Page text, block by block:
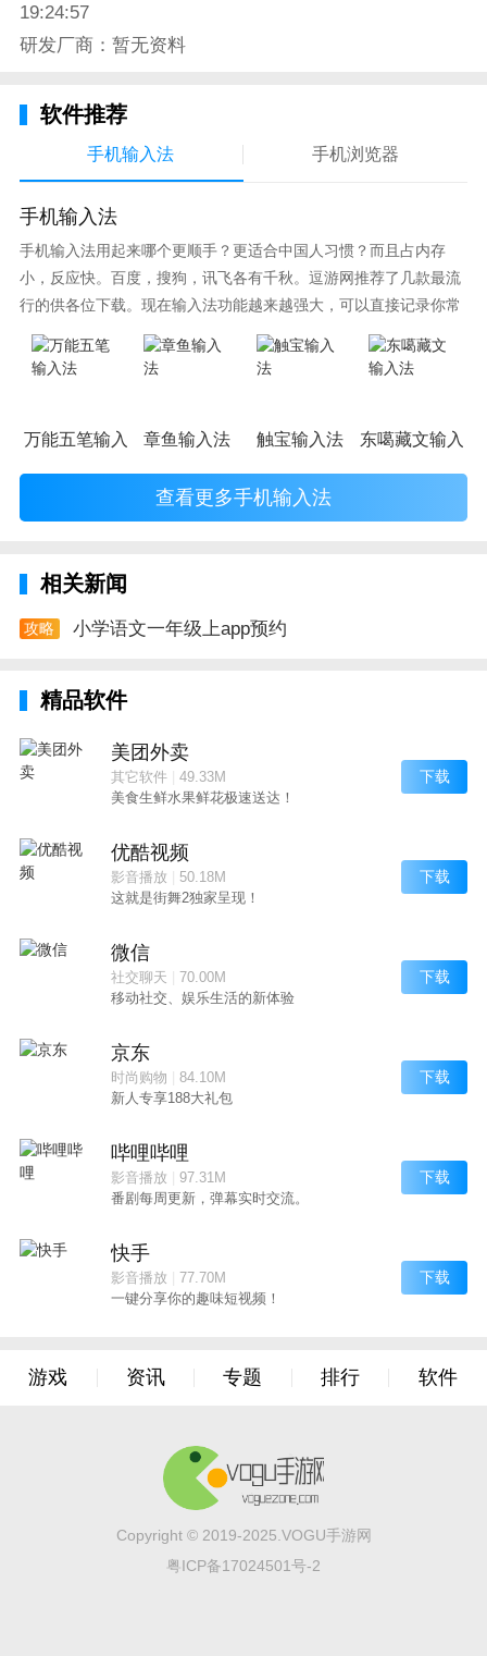
想要在手机上就能看到自己的语文课本吗，想要在手机
上就能学习吗，想要时时刻刻都能学习吗，那就赶紧来
19:24:57
研发厂商：暂无资料
软件推荐
手机输入法 手机浏览器
手机输入法
手机输入法用起来哪个更顺手？更适合中国人习惯？而且占内存
小，反应快。百度，搜狗，讯飞各有千秋。逗游网推荐了几款最流
行的供各位下载。现在输入法功能越来越强大，可以直接记录你常
使用的词语，并且还有各种新鲜好玩的表情，一款好的输入法直接
影响到你的打字速度哦。
万能五笔输入法章鱼输入法 触宝输入法 东噶藏文输入法
查看更多手机输入法
相关新闻
攻略 小学语文一年级上app预约
精品软件
美团外卖
其它软件| 49.33M
美食生鲜水果鲜花极速送达！
下载
优酷视频
影音播放
50.18M
这就是街舞2独家呈现！
下载
微信
社交聊天
70.00M
移动社交、娱乐生活的新体验
下载
京东
时尚购物
84.10M
新人专享188大礼包
下载
哔哩哔哩
影音播放
97.31M
番剧每周更新，弹幕实时交流。
下载
快手
影音播放
77.70M
一键分享你的趣味短视频！
下载
游戏 资讯 专题 排行 软件
Copyright © 2019-2025.VOGU手游网
粤ICP备17024501号-2